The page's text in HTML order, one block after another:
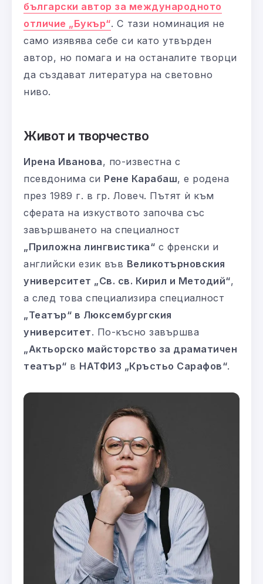
български автор за международното
отличие „Букър“. С тази номинация не
само изявява себе си като утвърден
автор, но помага и на останалите творци
да създават литература на световно
ниво.
Живот и творчество
Ирена Иванова, по-известна с
псевдонима си Рене Карабаш, е родена
през 1989 г. в гр. Ловеч. Пътят ѝ към
сферата на изкуството започва със
завършването на специалност
„Приложна лингвистика“ с френски и
английски език във Великотърновския
университет „Св. св. Кирил и Методий“,
а след това специализира специалност
„Театър“ в Люксембургския
университет. По-късно завършва
„Актьорско майсторство за драматичен
театър“ в НАТФИЗ „Кръстьо Сарафов“.